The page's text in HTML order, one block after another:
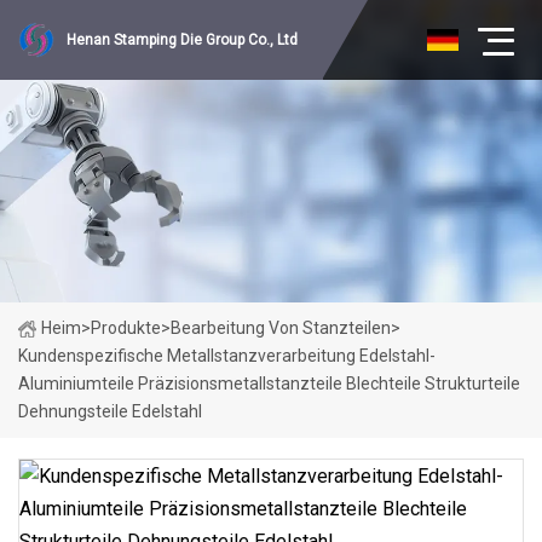
Henan Stamping Die Group Co., Ltd
Heim>Produkte>Bearbeitung Von Stanzteilen>
Kundenspezifische Metallstanzverarbeitung Edelstahl-
Aluminiumteile Präzisionsmetallstanzteile Blechteile Strukturteile
Dehnungsteile Edelstahl